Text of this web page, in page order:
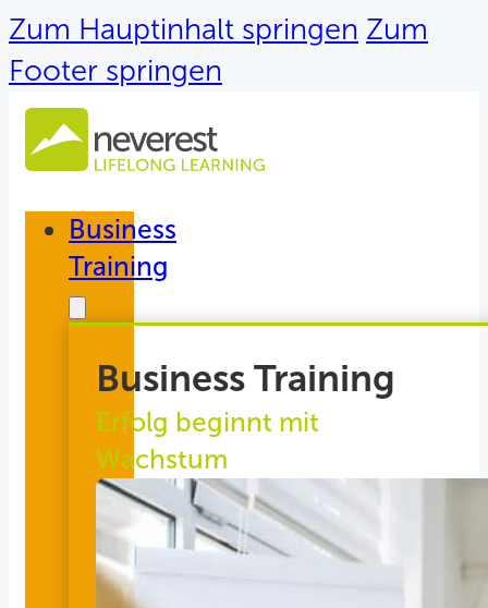
Zum Hauptinhalt springen Zum
Footer springen
Business
Training
Business Training
Erfolg beginnt mit
Wachstum